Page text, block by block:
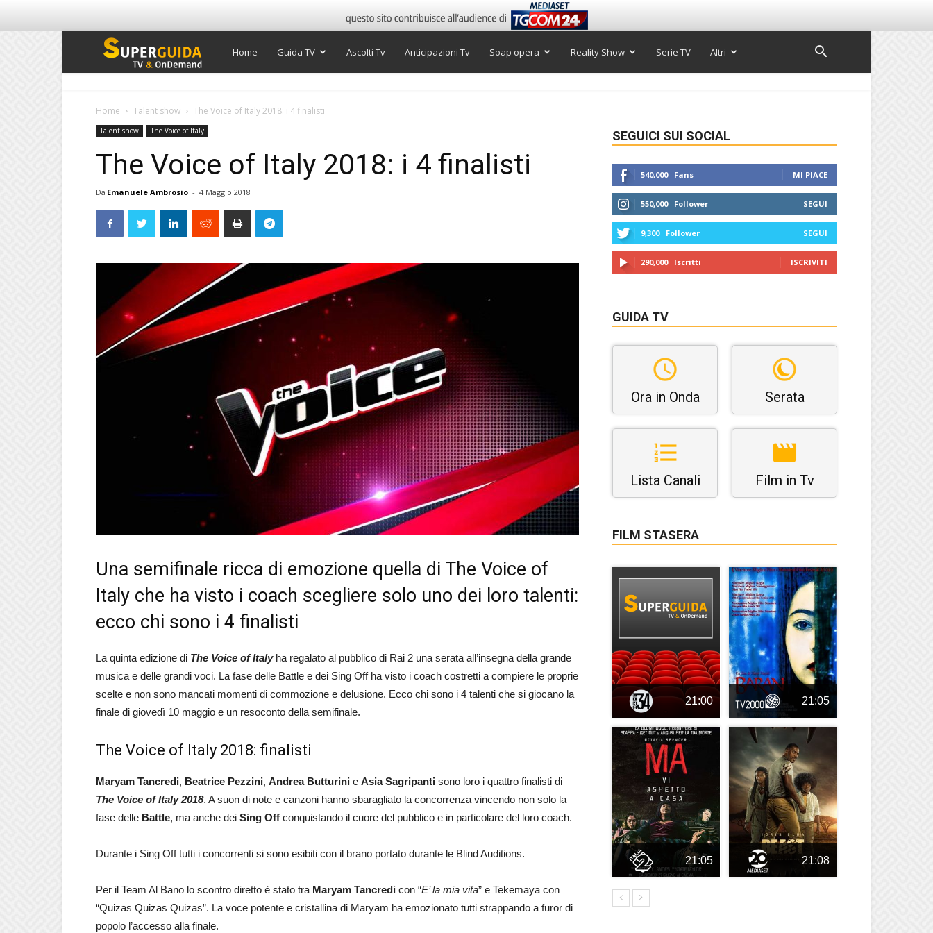
Super
Home Guida TV Ascolti Tv Anticipazioni Tv Soap opera Reality Show Serie TV Altri
Home Talent show The Voice of Italy 2018: i 4 finalisti
Talent show The Voice of Italy
The Voice of Italy 2018: i 4 finalisti
Da Emanuele Ambrosio - 4 Maggio 2018
Una semifinale ricca di emozione quella di The Voice of
Italy che ha visto i coach scegliere solo uno dei loro talenti:
ecco chi sono i 4 finalisti
La quinta edizione di The Voice of Italyha regalato al pubblico di Rai 2 una serata all’insegna della grande
musica e delle grandi voci. La fase delle Battle e dei Sing Off ha visto i coach costretti a compiere le proprie
scelte e non sono mancati momenti di commozione e delusione. Ecco chi sono i 4 talenti che si giocano la
finale di giovedì 10 maggio e un resoconto della semifinale.
The Voice of Italy 2018: finalisti
Maryam Tancredi, Beatrice Pezzini, Andrea Butturini e Asia Sagripanti sono loro i quattro finalisti di
The Voice of Italy 2018. A suon di note e canzoni hanno sbaragliato la concorrenza vincendo non solo la
fase delle Battle, ma anche dei Sing Off conquistando il cuore del pubblico e in particolare del loro coach.
Durante i Sing Off tutti i concorrenti si sono esibiti con il brano portato durante le Blind Auditions.
Per il Team Al Bano lo scontro diretto è stato tra Maryam Tancredi con “E’ la mia vita” e Tekemaya con
“Quizas Quizas Quizas”. La voce potente e cristallina di Maryam ha emozionato tutti strappando a furor di
popolo l’accesso alla finale.
SEGUICI SUI SOCIAL
540,000 Fans MI PIACE
550,000 Follower SEGUI
9,300 Follower SEGUI
290,000 Iscritti ISCRIVITI
GUIDA TV
Ora in Onda Serata
Lista Canali Film in Tv
FILM STASERA
21:00 21:05
21:05 21:08